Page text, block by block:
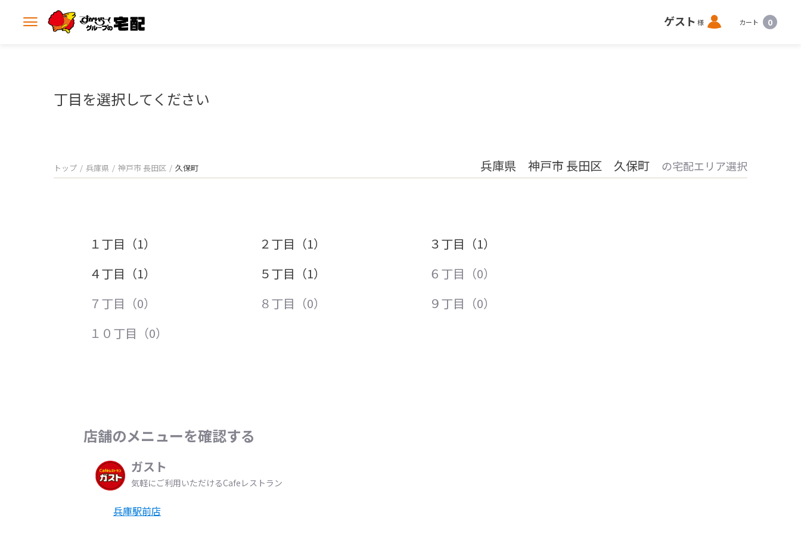
メ
ゲスト 様 ロ
グ
カート 0
丁目を選択してください
トップ 兵庫県 神戸市 長田区 久保町 兵庫県 神戸市 長田区 久保町 の宅配エリア選択
１丁目（1） ２丁目（1）
３丁目（1）
４丁目（1）
５丁目（1）
６丁目（0）
７丁目（0）
８丁目（0）
９丁目（0）
１０丁目（0）
店舗のメニューを確認する
ガスト
気軽にご利用いただけるCafeレストラン
兵庫駅前店